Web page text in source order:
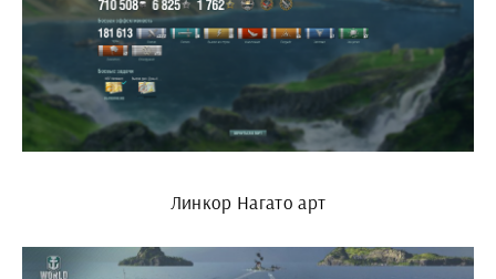
Линкор Нагато арт